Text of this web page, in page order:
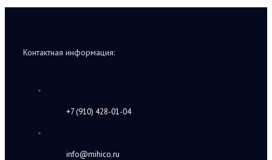
Контактная информация:
+7 (910) 428-01-04
info@mihico.ru